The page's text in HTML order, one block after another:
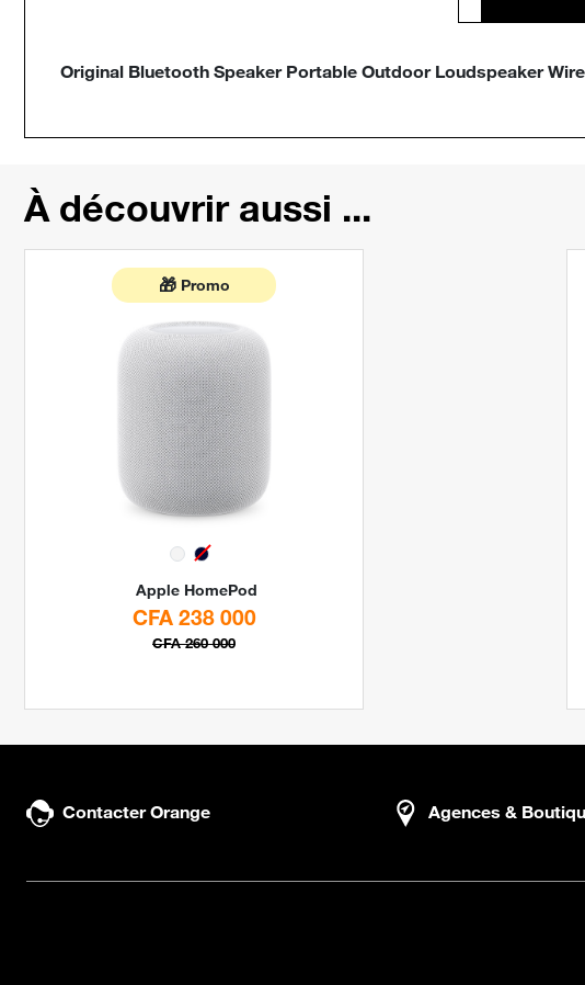
Original Bluetooth Speaker Portable Outdoor Loudspeaker
À découvrir aussi ...
🎁 Promo
Apple HomePod
CFA 238 000
CFA 260 000
Contacter Orange Agences &